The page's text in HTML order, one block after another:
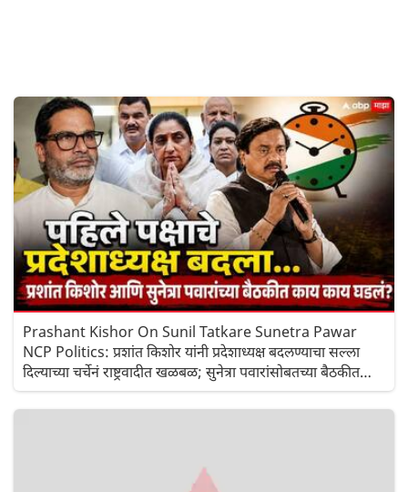
Prashant Kishor On Sunil Tatkare Sunetra Pawar
NCP Politics: प्रशांत किशोर यांनी प्रदेशाध्यक्ष बदलण्याचा सल्ला
दिल्याच्या चर्चेनं राष्ट्रवादीत खळबळ; सुनेत्रा पवारांसोबतच्या बैठकीत
काय काय घडलं?